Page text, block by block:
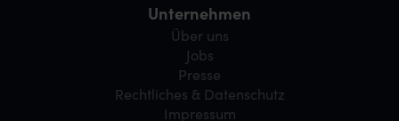
Unternehmen
Über uns
Jobs
Presse
Rechtliches & Datenschutz
Impressum